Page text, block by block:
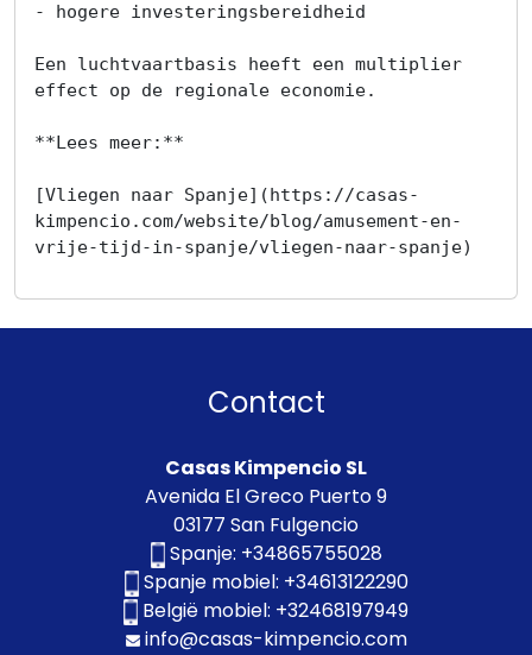
- hogere investeringsbereidheid
Een luchtvaartbasis heeft een multiplier
effect op de regionale economie.
**Lees meer:**
[Vliegen naar Spanje](https://casas-
kimpencio.com/website/blog/amusement-en-
Contact
Casas Kimpencio SL
Avenida El Greco Puerto 9
03177 San Fulgencio
Spanje: +34865755028
Spanje mobiel: +34613122290
België mobiel: +32468197949
info@casas-kimpencio.com